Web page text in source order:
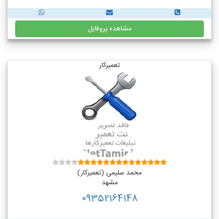
مشاهده پروفایل
تعمیرکار
محمد سلیمی (تعمیرکار)
مشهد
09352164148